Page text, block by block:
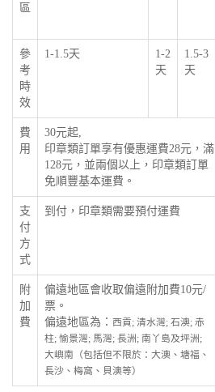
區
參
考
時
效
1-1.5天
1-2
天
1.5-3
天
費
用
30元起,
印章類訂單享有優惠運費28元，滿
128元，並兩個以上，印章類訂單
免順豐基本運費。
支
付
方
式
到付，印章類需要預付運費
附
加
費
偏遠地區會收取偏遠附加費10元/
票。
偏遠地區為： 西貢; 清水灣; 石澳; 赤
柱; 愉景灣; 馬灣; 長洲; 南丫島及坪洲;
大嶼南（包括但不限於：大澳、塘福、
長沙、梅窩、貝澳等）